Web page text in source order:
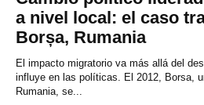
a nivel local: el caso
Borșa, Rumania
El impacto migratorio va más allá del
influye en las políticas. El 2012, Borsa,
Rumania, se...